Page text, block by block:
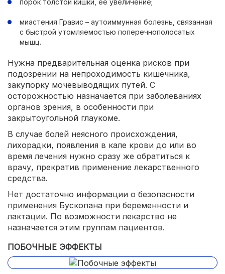
миастения Гравис – аутоиммунная болезнь, связанная
с быстрой утомляемостью поперечнополосатых
мышц.
Нужна предварительная оценка рисков при
подозрении на непроходимость кишечника,
закупорку мочевыводящих путей. С
осторожностью назначается при заболеваниях
органов зрения, в особенности при
закрытоугольной глаукоме.
В случае болей неясного происхождения,
лихорадки, появления в кале крови до или во
время лечения нужно сразу же обратиться к
врачу, прекратив применение лекарственного
средства.
Нет достаточно информации о безопасности
применения Бускопана при беременности и
лактации. По возможности лекарство не
назначается этим группам пациентов.
ПОБОЧНЫЕ ЭФФЕКТЫ